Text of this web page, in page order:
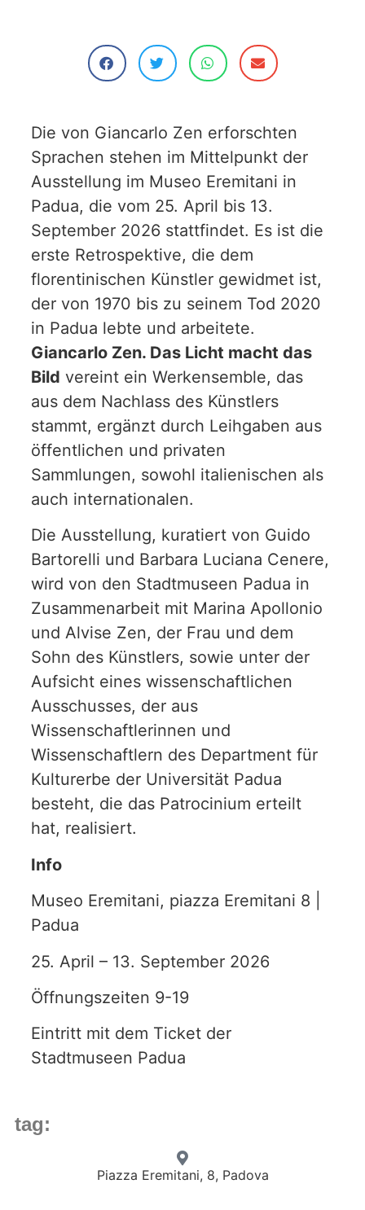
Die von Giancarlo Zen erforschten
Sprachen stehen im Mittelpunkt der
Ausstellung im Museo Eremitani in
Padua, die vom 25. April bis 13.
September 2026 stattfindet. Es ist die
erste Retrospektive, die dem
florentinischen Künstler gewidmet ist,
der von 1970 bis zu seinem Tod 2020
in Padua lebte und arbeitete.
Giancarlo Zen. Das Licht macht das
Bild vereint ein Werkensemble, das
aus dem Nachlass des Künstlers
stammt, ergänzt durch Leihgaben aus
öffentlichen und privaten
Sammlungen, sowohl italienischen als
auch internationalen.
Die Ausstellung, kuratiert von Guido
Bartorelli und Barbara Luciana Cenere,
wird von den Stadtmuseen Padua in
Zusammenarbeit mit Marina Apollonio
und Alvise Zen, der Frau und dem
Sohn des Künstlers, sowie unter der
Aufsicht eines wissenschaftlichen
Ausschusses, der aus
Wissenschaftlerinnen und
Wissenschaftlern des Department für
Kulturerbe der Universität Padua
besteht, die das Patrocinium erteilt
hat, realisiert.
Info
Museo Eremitani, piazza Eremitani 8 |
Padua
25. April – 13. September 2026
Öffnungszeiten 9-19
Eintritt mit dem Ticket der
Stadtmuseen Padua
tag:
Piazza Eremitani, 8, Padova